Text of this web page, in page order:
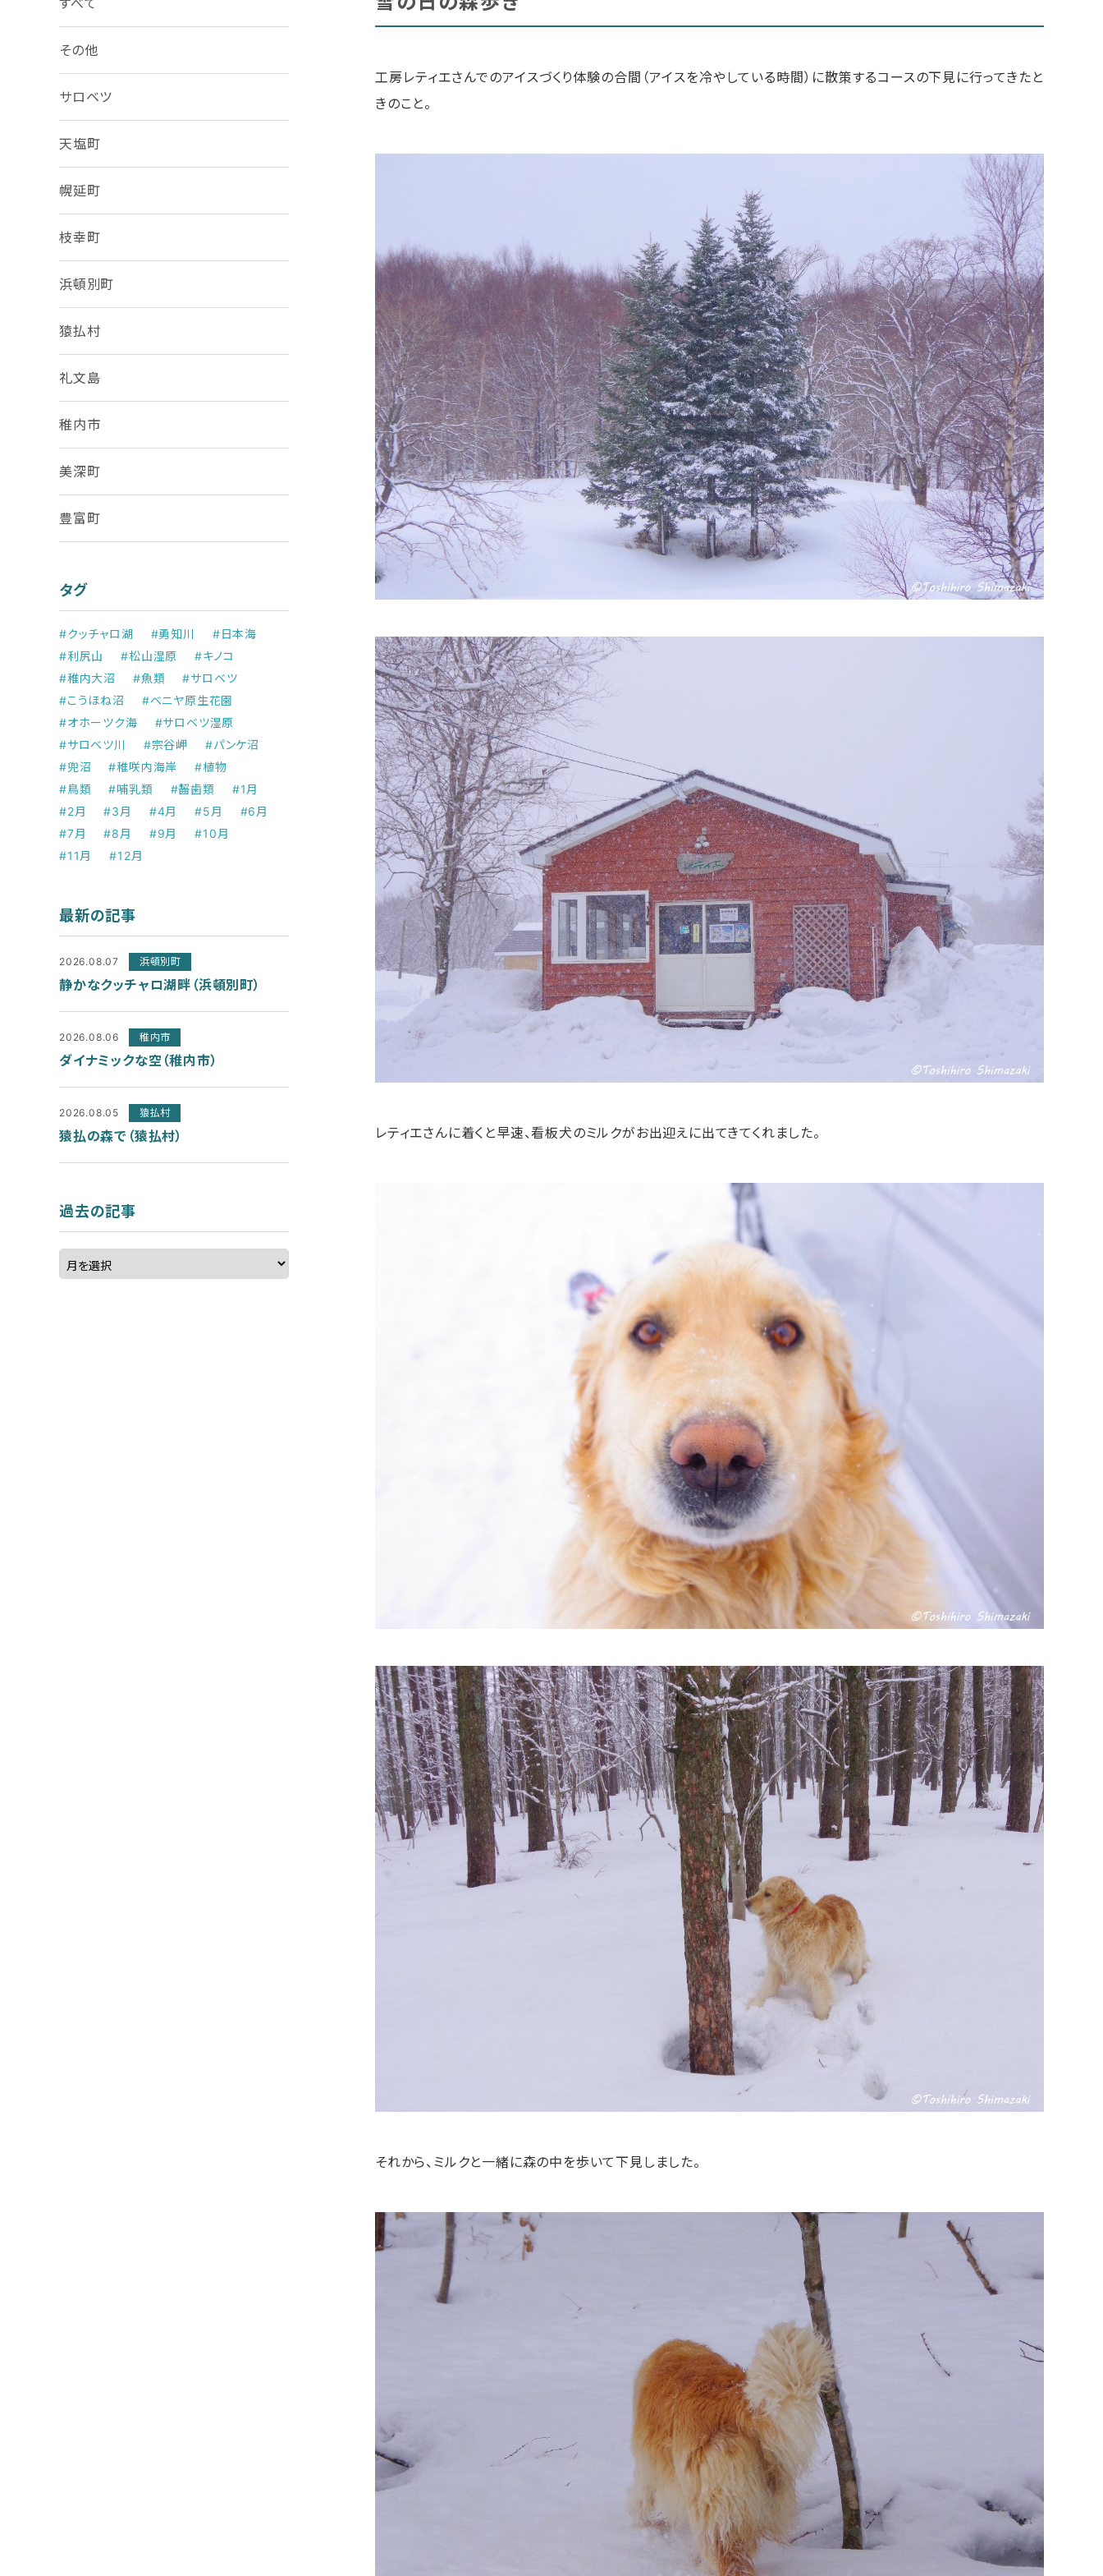
工房レティエさんでのアイスづくり体験の合間（アイスを冷やしている時間）に散策するコースの下見に行ってきたと
きのこと。
レティエさんに着くと早速、看板犬のミルクがお出迎えに出てきてくれました。
それから、ミルクと一緒に森の中を歩いて下見しました。
すべて
その他
サロベツ
天塩町
幌延町
枝幸町
浜頓別町
猿払村
礼文島
稚内市
美深町
豊富町
タグ
#クッチャロ湖 #勇知川
#日本海
#利尻山
#松山湿原
#キノコ
#稚内大沼
#魚類
#サロベツ
#こうほね沼
#ベニヤ原生花園
#オホーツク海
#サロベツ湿原
#サロベツ川
#宗谷岬
#パンケ沼
#兜沼
#稚咲内海岸
#植物
#鳥類
#哺乳類 #齧歯類
#1月
#2月
#3月 #4月 #5月
#6月
#7月
#8月 #9月
#10月
#11月
#12月
最新の記事
2026.08.07 浜頓別町
静かなクッチャロ湖畔（浜頓別町）
2026.08.06 稚内市
ダイナミックな空（稚内市）
2026.08.05 猿払村
猿払の森で（猿払村）
過去の記事